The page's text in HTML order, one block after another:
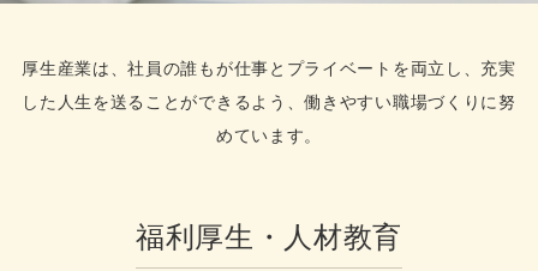
厚生産業は、社員の誰もが仕事とプライベートを両立し、充実
した人生を送ることができるよう、働きやすい職場づくりに努
めています。
福利厚生・人材教育